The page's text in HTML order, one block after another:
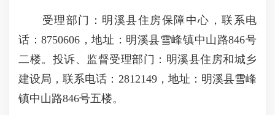
受理部门：明溪县住房保障中心，联系电
话：8750606，地址：明溪县雪峰镇中山路846号
二楼。投诉、监督受理部门：明溪县住房和城乡
建设局，联系电话：2812149，地址：明溪县雪峰
镇中山路846号五楼。